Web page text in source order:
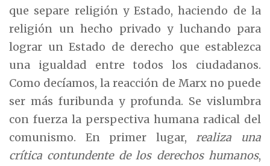
que separe religión y Estado, haciendo de la
religión un hecho privado y luchando para
lograr un Estado de derecho que establezca
una igualdad entre todos los ciudadanos.
Como decíamos, la reacción de Marx no puede
ser más furibunda y profunda. Se vislumbra
con fuerza la perspectiva humana radical del
comunismo. En primer lugar,realiza una
crítica contundente de los derechos humanos,